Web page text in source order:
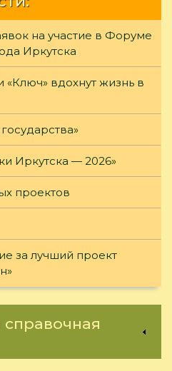
на участие в Форуме
Иркутска
вдохнут жизнь в
Иркутска — 2026»
проектов
за лучший проект